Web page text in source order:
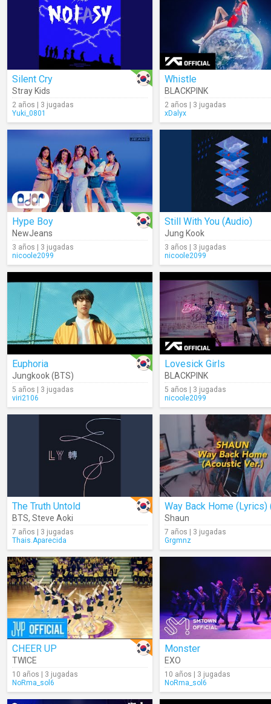
Silent Cry
Stray Kids
2 años | 3 jugadas
Yuki_0801
Whistle
BLACKPINK
2 años | 3 jugadas
xDalyx
Hype Boy
NewJeans
3 años | 3 jugadas
nicoole2099
Still With You (Audio)
Jung Kook
3 años | 3 jugadas
nicoole2099
Euphoria
Jungkook (BTS)
5 años | 3 jugadas
viri2106
Lovesick Girls
BLACKPINK
5 años | 3 jugadas
nicoole2099
The Truth Untold
BTS, Steve Aoki
7 años | 3 jugadas
Thais.Aparecida
Shaun
7 años | 3 jugadas
Grgmnz
CHEER UP
TWICE
10 años | 3 jugadas
NoRma_sol6
Monster
EXO
10 años | 3 jugadas
NoRma_sol6